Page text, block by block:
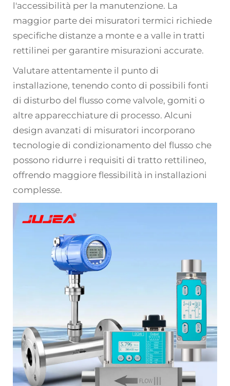
l'accessibilità per la manutenzione. La
maggior parte dei misuratori termici richiede
specifiche distanze a monte e a valle in tratti
rettilinei per garantire misurazioni accurate.
Valutare attentamente il punto di
installazione, tenendo conto di possibili fonti
di disturbo del flusso come valvole, gomiti o
altre apparecchiature di processo. Alcuni
design avanzati di misuratori incorporano
tecnologie di condizionamento del flusso che
possono ridurre i requisiti di tratto rettilineo,
offrendo maggiore flessibilità in installazioni
complesse.